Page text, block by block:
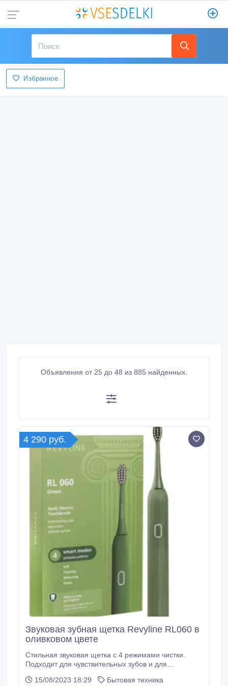
Избранное
Объявления от 25 до 48 из 885 найденных.
4 290 руб.
Звуковая зубная щетка Revyline RL060 в
оливковом цвете
Стильная звуковая щетка с 4 режимами чистки.
Подходит для чувствительных зубов и для
подзарядку лишь раз в 120 дней. В комплекте - 3
15/08/2023 18:29
Бытовая техника